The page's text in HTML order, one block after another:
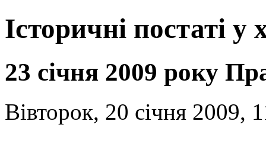
Історичні постаті у
23 січня 2009 року
Вівторок, 20 січня 2009,